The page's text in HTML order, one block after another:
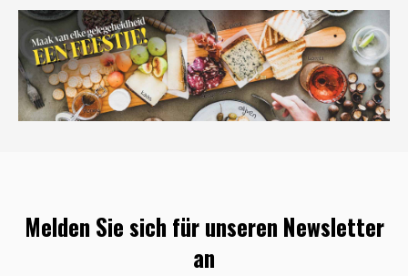
Melden Sie sich für unseren Newsletter
an